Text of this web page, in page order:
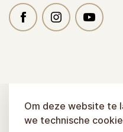
Om deze website te
we technische